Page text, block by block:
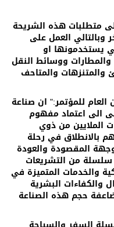
متطلبات هذه الشريحة
العمل على
يستخدمونها او
ووسائط النقل
والمتنزهات والمتاحف
للمؤتمر:" ان صناعة
الى اعتماد مفهوم
الملايين من ذوي
بالانطلاق في رحلة
المقصودة والعودة
من التشريعات
والخدمات المتميزة في
والكفاءات البشرية
حجم هذه الصناعة